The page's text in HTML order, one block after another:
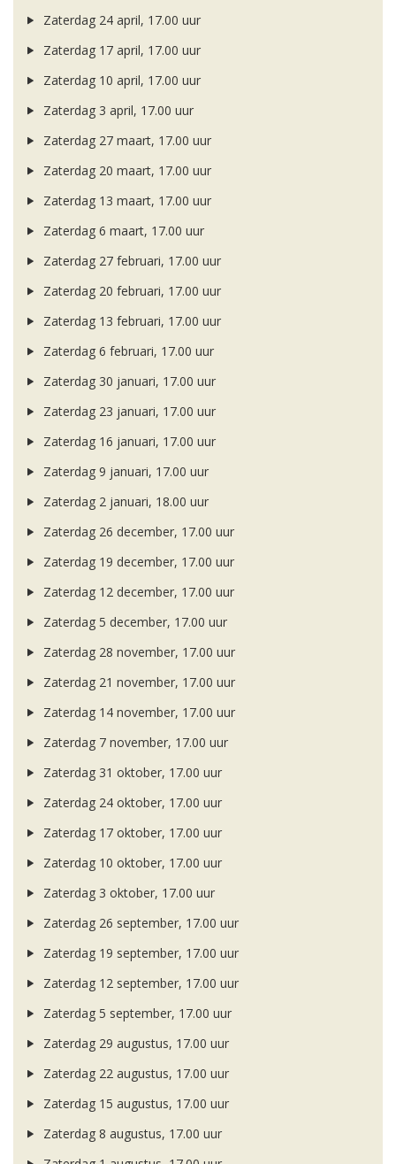
Zaterdag 24 april, 17.00 uur
Zaterdag 17 april, 17.00 uur
Zaterdag 10 april, 17.00 uur
Zaterdag 3 april, 17.00 uur
Zaterdag 27 maart, 17.00 uur
Zaterdag 20 maart, 17.00 uur
Zaterdag 13 maart, 17.00 uur
Zaterdag 6 maart, 17.00 uur
Zaterdag 27 februari, 17.00 uur
Zaterdag 20 februari, 17.00 uur
Zaterdag 13 februari, 17.00 uur
Zaterdag 6 februari, 17.00 uur
Zaterdag 30 januari, 17.00 uur
Zaterdag 23 januari, 17.00 uur
Zaterdag 16 januari, 17.00 uur
Zaterdag 9 januari, 17.00 uur
Zaterdag 2 januari, 18.00 uur
Zaterdag 26 december, 17.00 uur
Zaterdag 19 december, 17.00 uur
Zaterdag 12 december, 17.00 uur
Zaterdag 5 december, 17.00 uur
Zaterdag 28 november, 17.00 uur
Zaterdag 21 november, 17.00 uur
Zaterdag 14 november, 17.00 uur
Zaterdag 7 november, 17.00 uur
Zaterdag 31 oktober, 17.00 uur
Zaterdag 24 oktober, 17.00 uur
Zaterdag 17 oktober, 17.00 uur
Zaterdag 10 oktober, 17.00 uur
Zaterdag 3 oktober, 17.00 uur
Zaterdag 26 september, 17.00 uur
Zaterdag 19 september, 17.00 uur
Zaterdag 12 september, 17.00 uur
Zaterdag 5 september, 17.00 uur
Zaterdag 29 augustus, 17.00 uur
Zaterdag 22 augustus, 17.00 uur
Zaterdag 15 augustus, 17.00 uur
Zaterdag 8 augustus, 17.00 uur